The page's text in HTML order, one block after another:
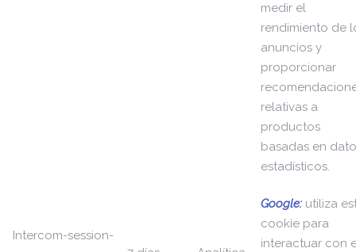
medir el
rendimiento de
anuncios y
proporcionar
relativas a
productos
basadas en
estadísticos.
Intercom-session-
Google: utiliza
cookie para
interactuar con